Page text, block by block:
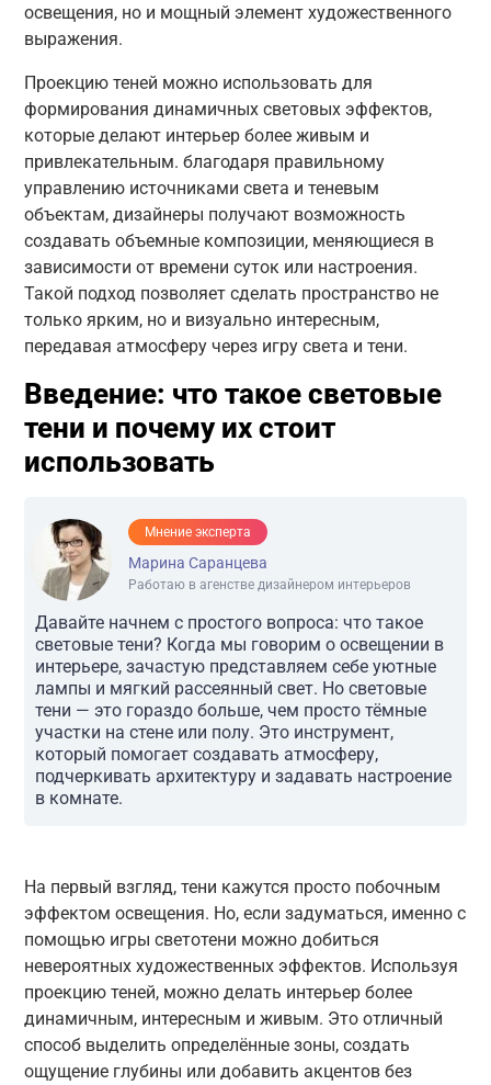
освещения, но и мощный элемент художественного
выражения.
Проекцию теней можно использовать для
формирования динамичных световых эффектов,
которые делают интерьер более живым и
привлекательным. благодаря правильному
управлению источниками света и теневым
объектам, дизайнеры получают возможность
создавать объемные композиции, меняющиеся в
зависимости от времени суток или настроения.
Такой подход позволяет сделать пространство не
только ярким, но и визуально интересным,
передавая атмосферу через игру света и тени.
Введение: что такое световые
тени и почему их стоит
использовать
Мнение эксперта
Марина Саранцева
Работаю в агенстве дизайнером интерьеров
Давайте начнем с простого вопроса: что такое
световые тени? Когда мы говорим о освещении в
интерьере, зачастую представляем себе уютные
лампы и мягкий рассеянный свет. Но световые
тени — это гораздо больше, чем просто тёмные
участки на стене или полу. Это инструмент,
который помогает создавать атмосферу,
подчеркивать архитектуру и задавать настроение
в комнате.
На первый взгляд, тени кажутся просто побочным
эффектом освещения. Но, если задуматься, именно с
помощью игры светотени можно добиться
невероятных художественных эффектов. Используя
проекцию теней, можно делать интерьер более
динамичным, интересным и живым. Это отличный
способ выделить определённые зоны, создать
ощущение глубины или добавить акцентов без